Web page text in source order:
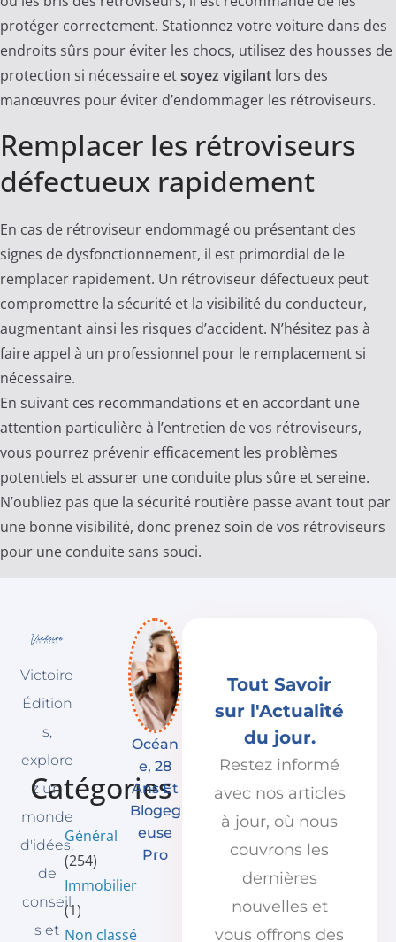
protéger correctement. Stationnez votre voiture dans des
endroits sûrs pour éviter les chocs, utilisez des housses de
protection si nécessaire etsoyez vigilant lors des
manœuvres pour éviter d’endommager les rétroviseurs.
Remplacer les rétroviseurs
défectueux rapidement
En cas de rétroviseur endommagé ou présentant des
signes de dysfonctionnement, il est primordial de le
remplacer rapidement. Un rétroviseur défectueux peut
compromettre la sécurité et la visibilité du conducteur,
augmentant ainsi les risques d’accident. N’hésitez pas à
faire appel à un professionnel pour le remplacement si
nécessaire.
En suivant ces recommandations et en accordant une
attention particulière à l’entretien de vos rétroviseurs,
vous pourrez prévenir efficacement les problèmes
potentiels et assurer une conduite plus sûre et sereine.
N’oubliez pas que la sécurité routière passe avant tout par
une bonne visibilité, donc prenez soin de vos rétroviseurs
pour une conduite sans souci.
Tout Savoir
sur l'Actualité
du jour.
Restez informé
avec nos articles
à jour, où nous
couvrons les
dernières
nouvelles et
vous offrons des
Victoire
Édition
s,
explore
z un
monde
d'idées,
de
conseil
s et
Catégories
Général
(254)
Immobilier
(1)
Non classé
Océan
E, 28
Ans Et
Blogeg
Euse
Pro